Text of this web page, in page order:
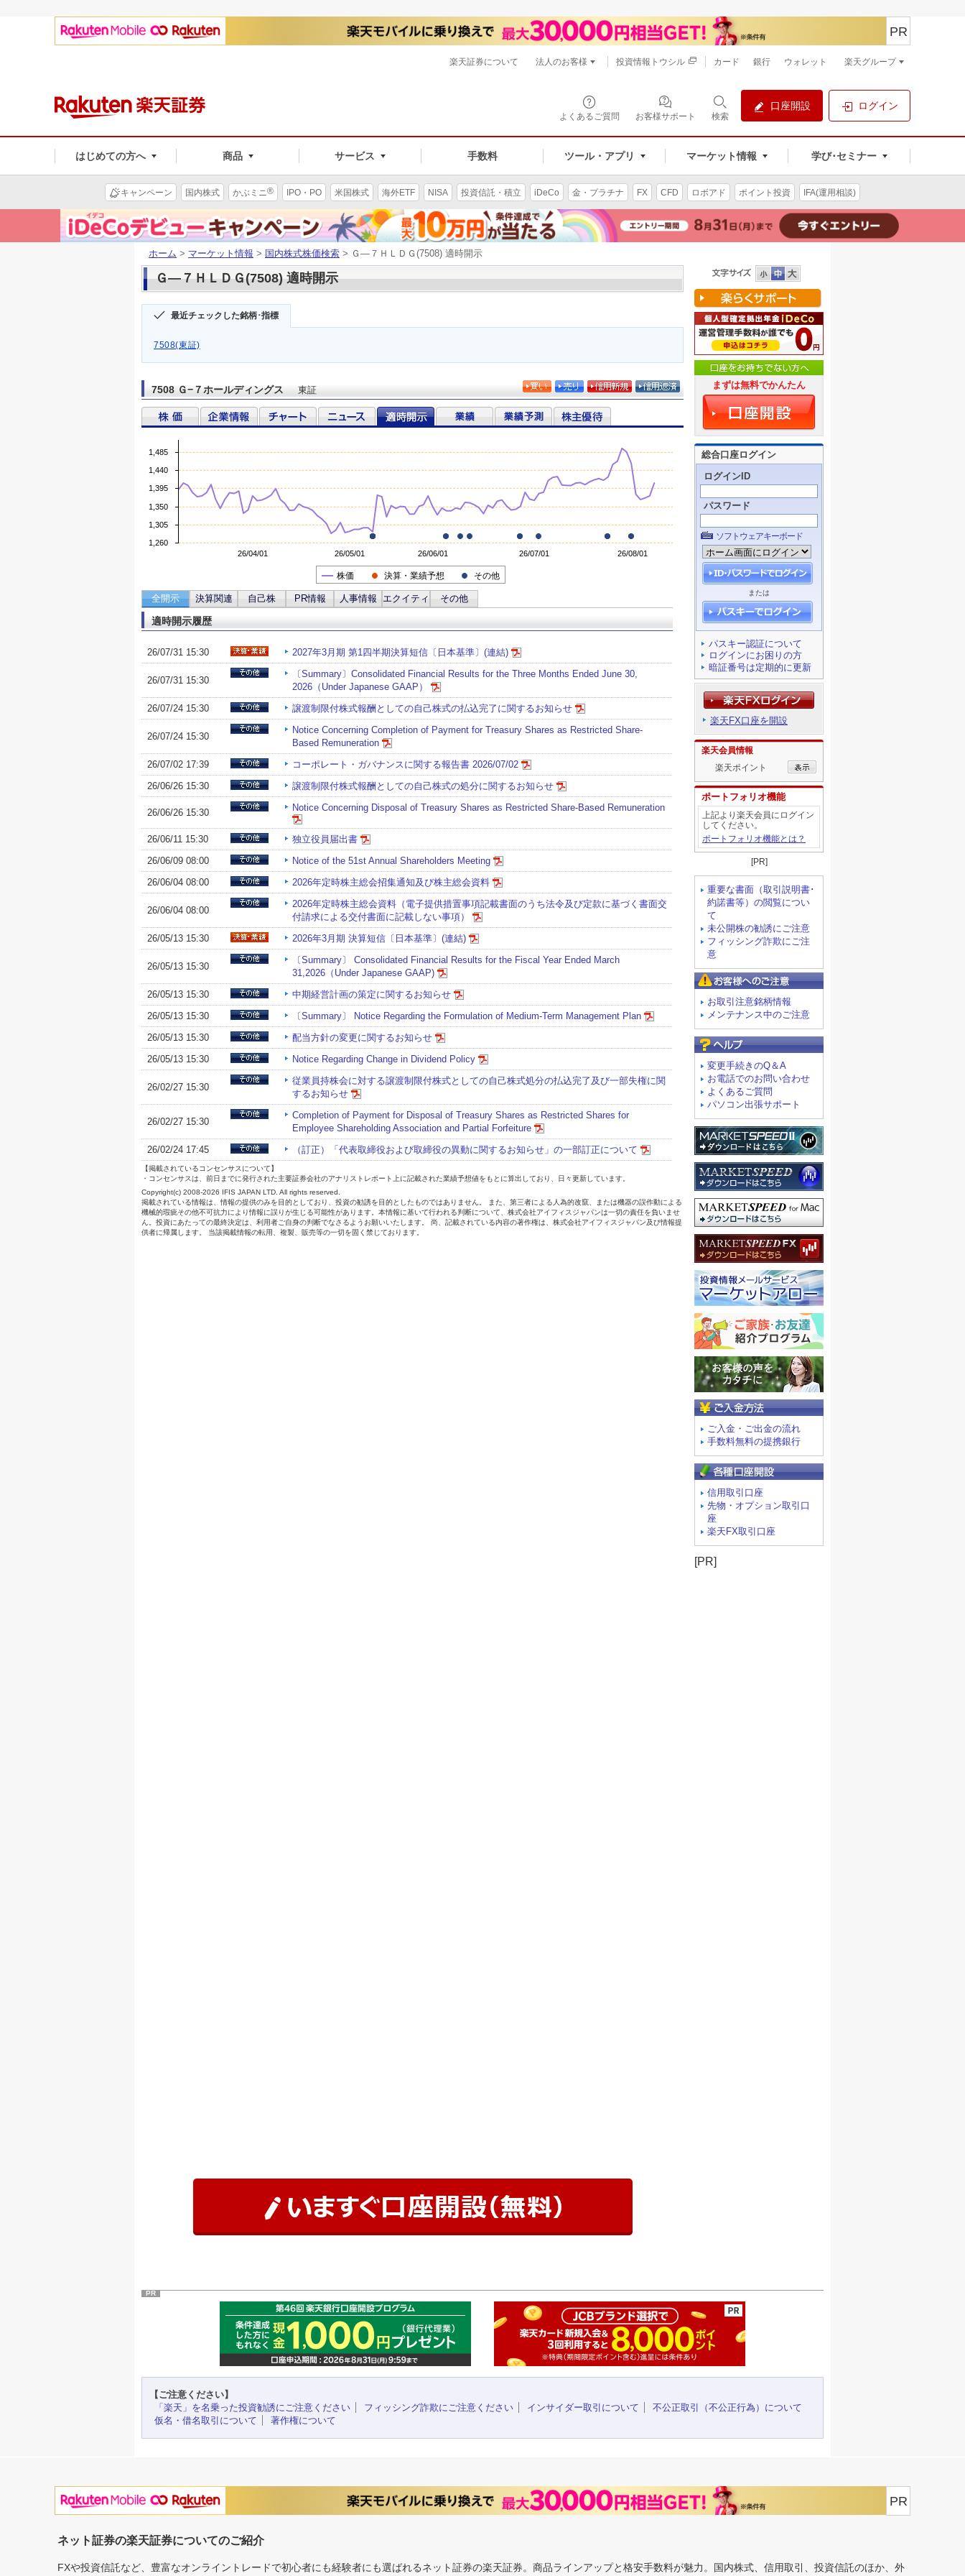
よくあるご質問 お客様サポート 検索
口座開設 ログイン
はじめての方へ 商品 サービス 手数料 ツール・アプリ マーケット情報 学び･セミナー
PR
楽天証券について 法人のお客様 投資情報トウシル カード 銀行 ウォレット 楽天グループ
キャンペーン 国内株式 かぶミニ® IPO・PO 米国株式 海外ETF NISA 投資信託・積立 iDeCo 金・プラチナ FX CFD ロボアド ポイント投資 IFA(運用相談)
ホーム > マーケット情報 > 国内株式株価検索 > Ｇ―７ＨＬＤＧ(7508) 適時開示
Ｇ―７ＨＬＤＧ(7508) 適時開示
最近チェックした銘柄･指標
7508(東証)
7508 Ｇ−７ホールディングス 東証 まずは無料でかんたん
総合口座ログイン
ログインID
パスワード
ソフトウェアキーボード
または
パスキー認証について
ログインにお困りの方
暗証番号は定期的に更新
楽天FX口座を開設
楽天会員情報
楽天ポイント
ポートフォリオ機能
上記より楽天会員にログイン
してください。
ポートフォリオ機能とは？
[PR]
重要な書面（取引説明書･
約諾書等）の閲覧につい
て
未公開株の勧誘にご注意
フィッシング詐欺にご注
意
お取引注意銘柄情報
メンテナンス中のご注意
変更手続きのQ＆A
お電話でのお問い合わせ
よくあるご質問
パソコン出張サポート
ご入金・ご出金の流れ
手数料無料の提携銀行
信用取引口座
先物・オプション取引口
座
楽天FX取引口座
[PR]
PR
【ご注意ください】
「楽天」を名乗った投資勧誘にご注意ください
フィッシング詐欺にご注意ください インサイダー取引について
不公正取引（不公正行為）について
仮名・借名取引について
著作権について
PR
ネット証券の楽天証券についてのご紹介
FXや投資信託など、豊富なオンライントレードで初心者にも経験者にも選ばれるネット証券の楽天証券。商品ラインアップと格安手数料が魅力。国内株式、信用取引、投資信託のほか、外